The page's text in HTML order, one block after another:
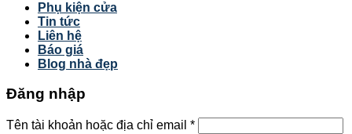
Phụ kiện cửa
Tin tức
Liên hệ
Báo giá
Blog nhà đẹp
Đăng nhập
Tên tài khoản hoặc địa chỉ email *